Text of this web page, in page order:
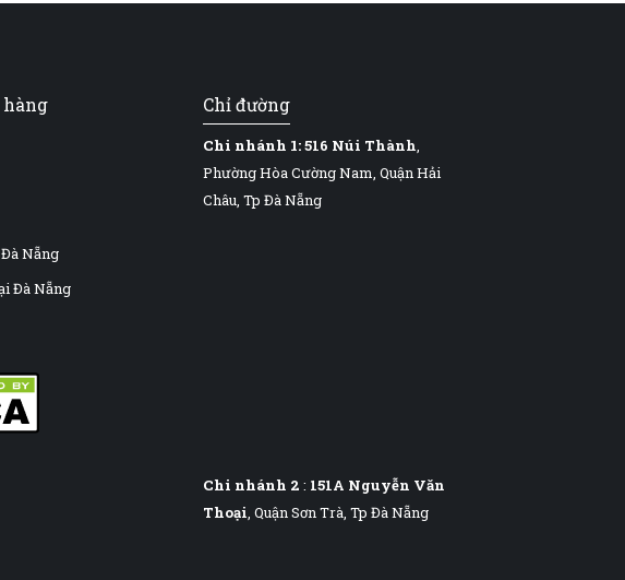
Nẵng
Đà Nẵng
Chỉ đường
Chi nhánh 1:516 Núi Thành,
Phường Hòa Cường Nam, Quận Hải
Châu, Tp Đà Nẵng
Chi nhánh 2 : 151A Nguyễn Văn
Thoại, Quận Sơn Trà, Tp Đà Nẵng